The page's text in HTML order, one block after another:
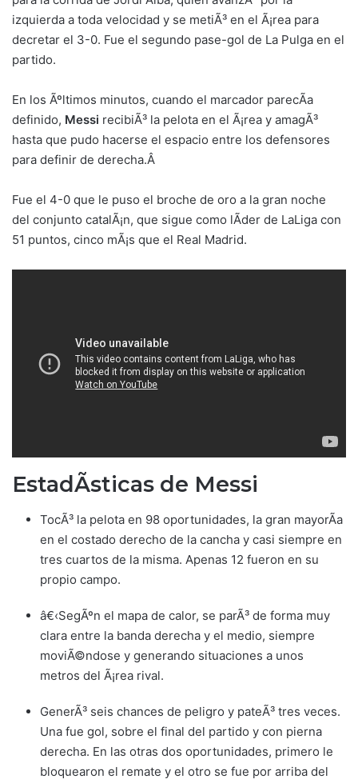
izquierda a toda velocidad y se metiÃ³ en el Ã¡rea para
decretar el 3-0. Fue el segundo pase-gol de La Pulga en el
partido.
En los Ãºltimos minutos, cuando el marcador parecÃ­a
definido, Messi recibiÃ³ la pelota en el Ã¡rea y amagÃ³
hasta que pudo hacerse el espacio entre los defensores
para definir de derecha.Â
Fue el 4-0 que le puso el broche de oro a la gran noche
del conjunto catalÃ¡n, que sigue como lÃ­der de LaLiga con
51 puntos, cinco mÃ¡s que el Real Madrid.
EstadÃ­sticas de Messi
TocÃ³ la pelota en 98 oportunidades, la gran mayorÃ­a
en el costado derecho de la cancha y casi siempre en
tres cuartos de la misma. Apenas 12 fueron en su
propio campo.
â€‹SegÃºn el mapa de calor, se parÃ³ de forma muy
clara entre la banda derecha y el medio, siempre
moviÃ©ndose y generando situaciones a unos
metros del Ã¡rea rival.
GenerÃ³ seis chances de peligro y pateÃ³ tres veces.
Una fue gol, sobre el final del partido y con pierna
derecha. En las otras dos oportunidades, primero le
bloquearon el remate y el otro se fue por arriba del